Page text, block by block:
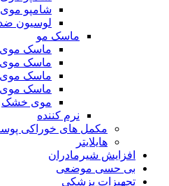
شامپو موی معمولی
لوسیون ضد شپش
ماسک مو
ماسک موی انواع مو
ماسک موی رنگ شده
ماسک موی فر
ماسک موی کراتینه
موی خشک
مکمل های خوراکی پوست
شیرمادران
موضعی
پزشکی